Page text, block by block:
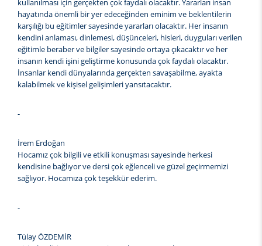
kullanılması için gerçekten çok faydalı olacaktır. Yararları insan
hayatında önemli bir yer edeceğinden eminim ve beklentilerin
karşılığı bu eğitimler sayesinde yararları olacaktır. Her insanın
kendini anlaması, dinlemesi, düşünceleri, hisleri, duyguları verilen
eğitimle beraber ve bilgiler sayesinde ortaya çıkacaktır ve her
insanın kendi işini geliştirme konusunda çok faydalı olacaktır.
İnsanlar kendi dünyalarında gerçekten savaşabilme, ayakta
kalabilmek ve kişisel gelişimleri yansıtacaktır.
-
İrem Erdoğan
Hocamız çok bilgili ve etkili konuşması sayesinde herkesi
kendisine bağlıyor ve dersi çok eğlenceli ve güzel geçirmemizi
sağlıyor. Hocamıza çok teşekkür ederim.
-
Tülay ÖZDEMİR